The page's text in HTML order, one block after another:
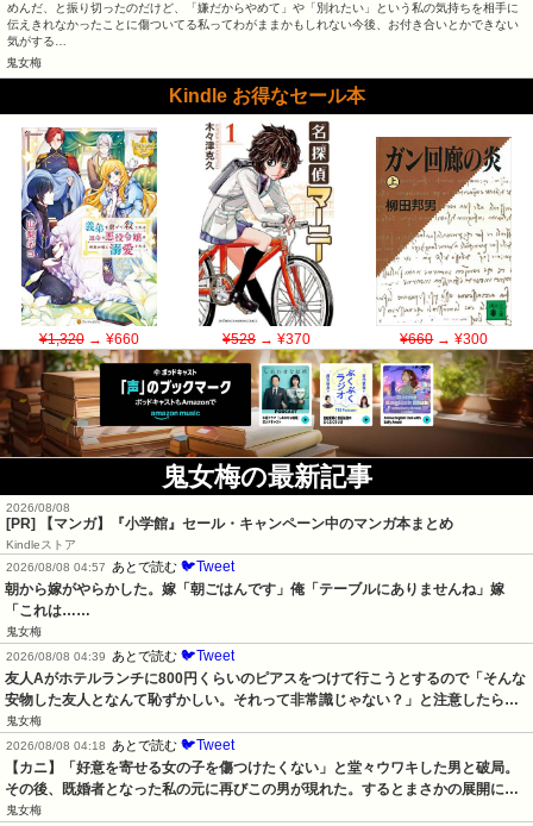
めんだ、と振り切ったのだけど、「嫌だからやめて」や「別れたい」という私の気持ちを相手に
伝えきれなかったことに傷ついてる私ってわがままかもしれない今後、お付き合いとかできない
気がする…
鬼女梅
Kindle お得なセール本
¥1,320→ ¥660 ¥528→ ¥370 ¥660→ ¥300
鬼女梅の最新記事
2026/08/08
[PR] 【マンガ】『小学館』セール・キャンペーン中のマンガ本まとめ
Kindleストア
2026/08/08 04:57
あとで読む 🐦Tweet
朝から嫁がやらかした。嫁「朝ごはんです」俺「テーブルにありませんね」嫁
「これは……
鬼女梅
2026/08/08 04:39
あとで読む 🐦Tweet
友人Aがホテルランチに800円くらいのピアスをつけて行こうとするので「そんな
安物した友人となんて恥ずかしい。それって非常識じゃない？」と注意したら…
鬼女梅
2026/08/08 04:18
あとで読む 🐦Tweet
【カニ】「好意を寄せる女の子を傷つけたくない」と堂々ウワキした男と破局。
その後、既婚者となった私の元に再びこの男が現れた。するとまさかの展開に…
鬼女梅